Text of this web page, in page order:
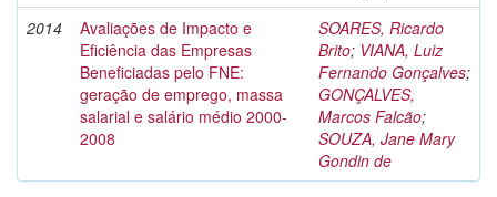
2014
Avaliações de Impacto e
Eficiência das Empresas
Beneficiadas pelo FNE:
geração de emprego, massa
salarial e salário médio 2000-
2008
SOARES, Ricardo
Brito; VIANA, Luiz
Fernando Gonçalves;
GONÇALVES,
Marcos Falcão;
SOUZA, Jane Mary
Gondin de